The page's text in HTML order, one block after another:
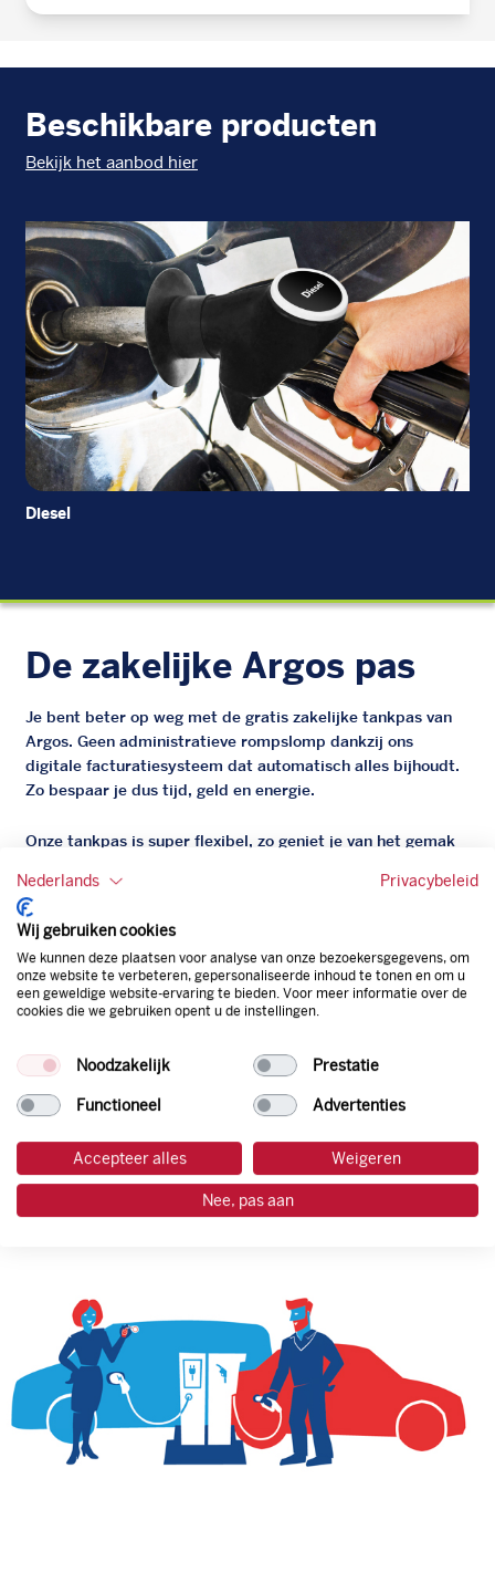
Beschikbare producten
Bekijk het aanbod hier
Diesel
De zakelijke Argos pas
Je bent beter op weg met de gratis zakelijke tankpas van
Argos. Geen administratieve rompslomp dankzij ons
digitale facturatiesysteem dat automatisch alles bijhoudt.
Zo bespaar je dus tijd, geld en energie.
Onze tankpas is super flexibel, zo geniet je van het gemak
bepaal je zelf of er wel of geen andere producten dan
brandstof mee betaalt kunnen worden.
Bovendien profiteer je altijd van een gegarandeerde
korting. Mocht de pompprijs toch lager zijn dan betaal je
natuurlijk de prijs aan de pomp. Zo ben je altijd verzekerd
van de laagste prijs.
tankpas aanvragen
laadpas aanvragen
Nederlands Privacybeleid
Wij gebruiken cookies
We kunnen deze plaatsen voor analyse van onze bezoekersgegevens, om
onze website te verbeteren, gepersonaliseerde inhoud te tonen en om u
een geweldige website-ervaring te bieden. Voor meer informatie over de
cookies die we gebruiken opent u de instellingen.
Noodzakelijk Prestatie
Functioneel Advertenties
Accepteer alles Weigeren
Nee, pas aan